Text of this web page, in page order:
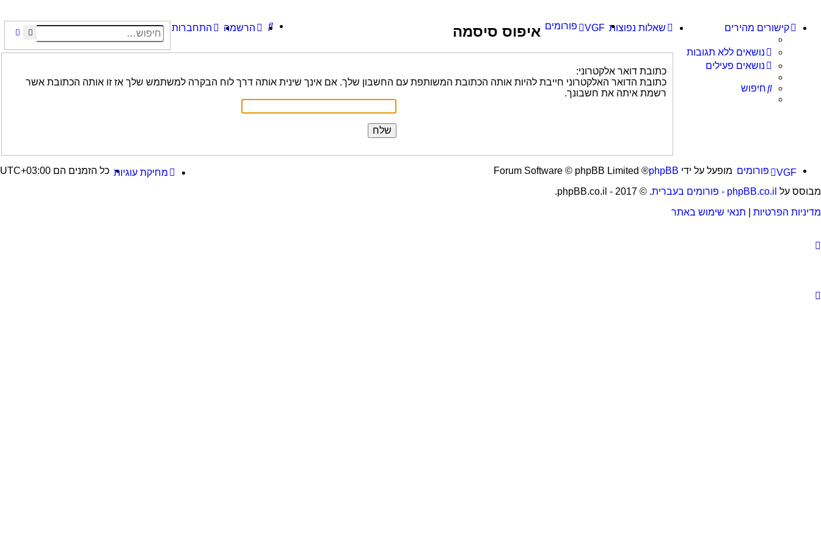
חיפוש קישורים מהירים
נושאים ללא תגובות
נושאים פעילים
חיפוש
שאלות נפוצות התחברות הרשמה VGF פורומים חיפוש איפוס סיסמה
כתובת דואר אלקטרוני:
כתובת הדואר האלקטרוני חייבת להיות אותה הכתובת המשותפת עם החשבון שלך. אם אינך שינית אותה דרך לוח הבקרה למשתמש שלך אז זו אותה הכתובת אשר
רשמת איתה את חשבונך.
VGF פורומים כל הזמנים הם UTC+03:00 מחיקת עוגיות מופעל על ידי phpBB
® Forum Software © phpBB Limited
מבוסס על phpBB.co.il - פורומים בעברית
. © 2017 - phpBB.co.il.
מדיניות הפרטיות
תנאי שימוש באתר